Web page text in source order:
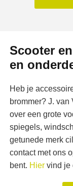
Scooter
en
Heb je
brommer? J.
over een grote
spiegels,
getunede merk
contact met ons
bent. Hier vind je